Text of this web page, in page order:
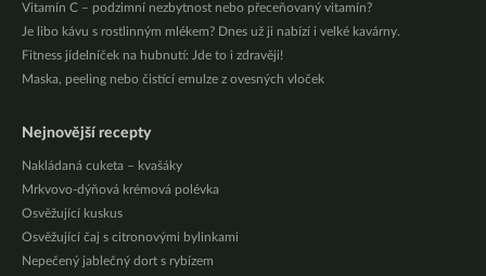
Vitamín C – podzimní nezbytnost nebo přeceňovaný vitamín?
Je libo kávu s rostlinným mlékem? Dnes už ji nabízí i velké kavárny.
Fitness jídelníček na hubnutí: Jde to i zdravěji!
Maska, peeling nebo čistící emulze z ovesných vloček
Nejnovější recepty
Nakládaná cuketa – kvašáky
Mrkvovo-dýňová krémová polévka
Osvěžující kuskus
Osvěžující čaj s citronovými bylinkami
Nepečený jablečný dort s rybízem